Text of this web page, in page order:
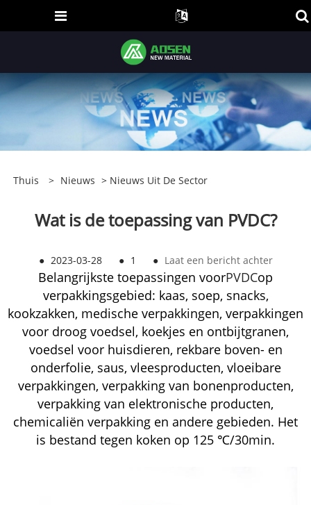
Thuis > Nieuws > Nieuws Uit De Sector
Wat is de toepassing van PVDC?
● 2023-03-28 ● 1 ● Laat een bericht achter
Belangrijkste toepassingen voorPVDCop
verpakkingsgebied: kaas, soep, snacks,
kookzakken, medische verpakkingen, verpakkingen
voor droog voedsel, koekjes en ontbijtgranen,
voedsel voor huisdieren, rekbare boven- en
onderfolie, saus, vleesproducten, vloeibare
verpakkingen, verpakking van bonenproducten,
verpakking van elektronische producten,
chemicaliën verpakking en andere gebieden. Het
is bestand tegen koken op 125 ℃/30min.